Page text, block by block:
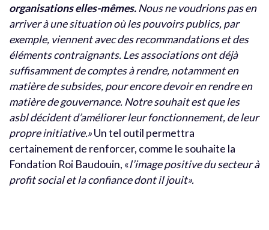
organisations elles-mêmes.Nous ne voudrions pas en
arriver à une situation où les pouvoirs publics, par
exemple, viennent avec des recommandations et des
éléments contraignants. Les associations ont déjà
suffisamment de comptes à rendre, notamment en
matière de subsides, pour encore devoir en rendre en
matière de gouvernance. Notre souhait est que les
asbl décident d’améliorer leur fonctionnement, de leur
propre initiative.»Un tel outil permettra
certainement de renforcer, comme le souhaite la
Fondation Roi Baudouin, «l’image positive du secteur à
profit social et la confiance dont il jouit».